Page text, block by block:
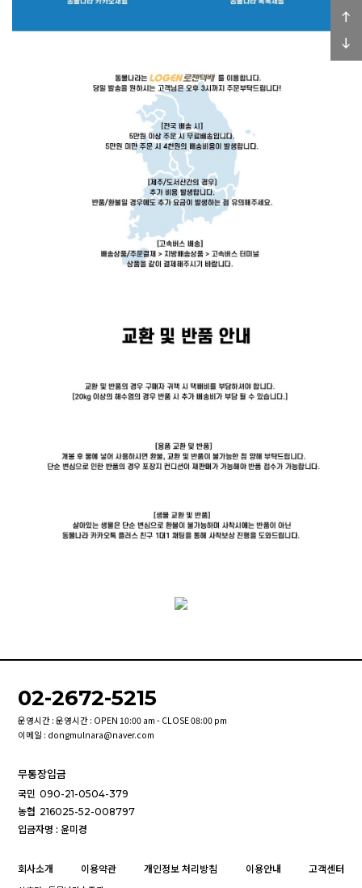
02-2672-5215
운영시간 : 운영시간 : OPEN 10:00 am - CLOSE 08:00 pm
이메일 : dongmulnara@naver.com
무통장입금
국민 090-21-0504-379
농협 216025-52-008797
입금자명 : 윤미경
회사소개 이용약관 개인정보 처리방침 이용안내 고객센터